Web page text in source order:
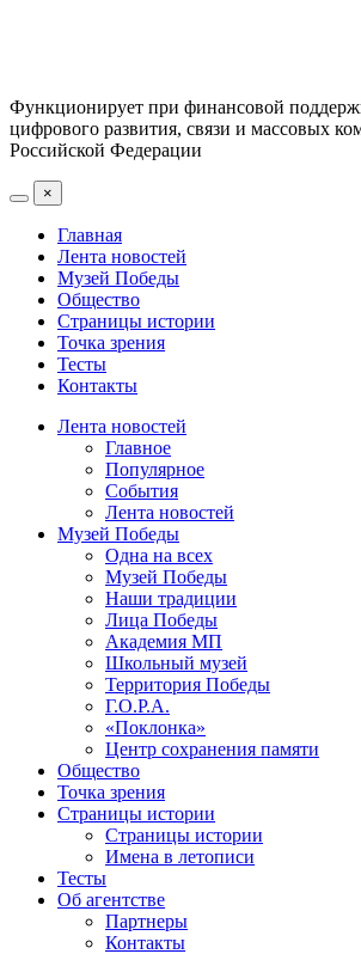
Функционирует при финансовой
цифрового развития, связи и массовых
Российской Федерации
×
Главная
Лента новостей
Музей Победы
Общество
Страницы истории
Точка зрения
Тесты
Контакты
Лента новостей
Главное
Популярное
События
Лента новостей
Музей Победы
Одна на всех
Музей Победы
Наши традиции
Лица Победы
Академия МП
Школьный музей
Территория Победы
Г.О.Р.А.
«Поклонка»
Центр сохранения памяти
Общество
Точка зрения
Страницы истории
Страницы истории
Имена в летописи
Тесты
Об агентстве
Партнеры
Контакты